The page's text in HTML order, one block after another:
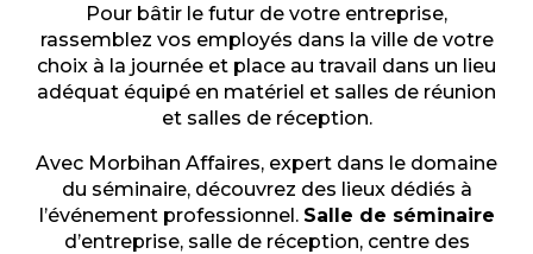
Pour bâtir le futur de votre entreprise,
rassemblez vos employés dans la ville de votre
choix à la journée et place au travail dans un lieu
adéquat équipé en matériel et salles de réunion
et salles de réception.
Avec Morbihan Affaires, expert dans le domaine
du séminaire, découvrez des lieux dédiés à
l’événement professionnel. Salle de séminaire
d’entreprise, salle de réception, centre des